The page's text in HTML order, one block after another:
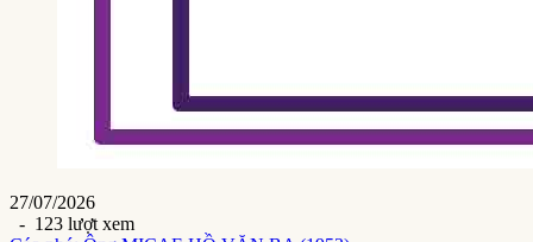
27/07/2026
- 123 lượt xem